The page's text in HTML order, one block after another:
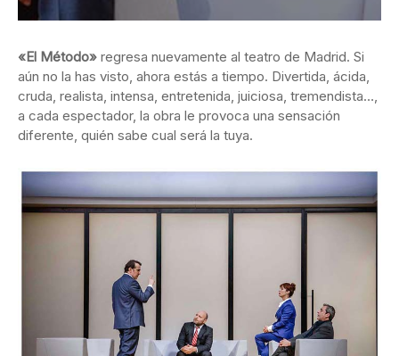
«El Método» regresa nuevamente al teatro de Madrid. Si
aún no la has visto, ahora estás a tiempo. Divertida, ácida,
cruda, realista, intensa, entretenida, juiciosa, tremendista…,
a cada espectador, la obra le provoca una sensación
diferente, quién sabe cual será la tuya.